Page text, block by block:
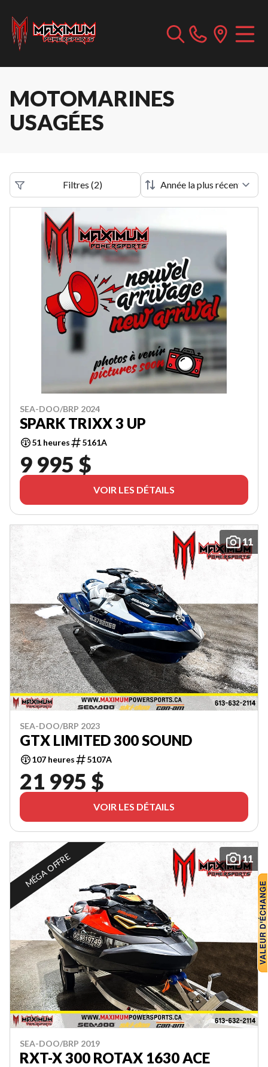
MOTOMARINES
USAGÉES
Filtres (2)
SEA-DOO/BRP 2024
SPARK TRIXX 3 UP
51 heures 5161A
9 995 $
VOIR LES DÉTAILS
11
SEA-DOO/BRP 2023
GTX LIMITED 300 SOUND
107 heures 5107A
21 995 $
VOIR LES DÉTAILS
11
MÉGA OFFRE
SEA-DOO/BRP 2019
RXT-X 300 ROTAX 1630 ACE